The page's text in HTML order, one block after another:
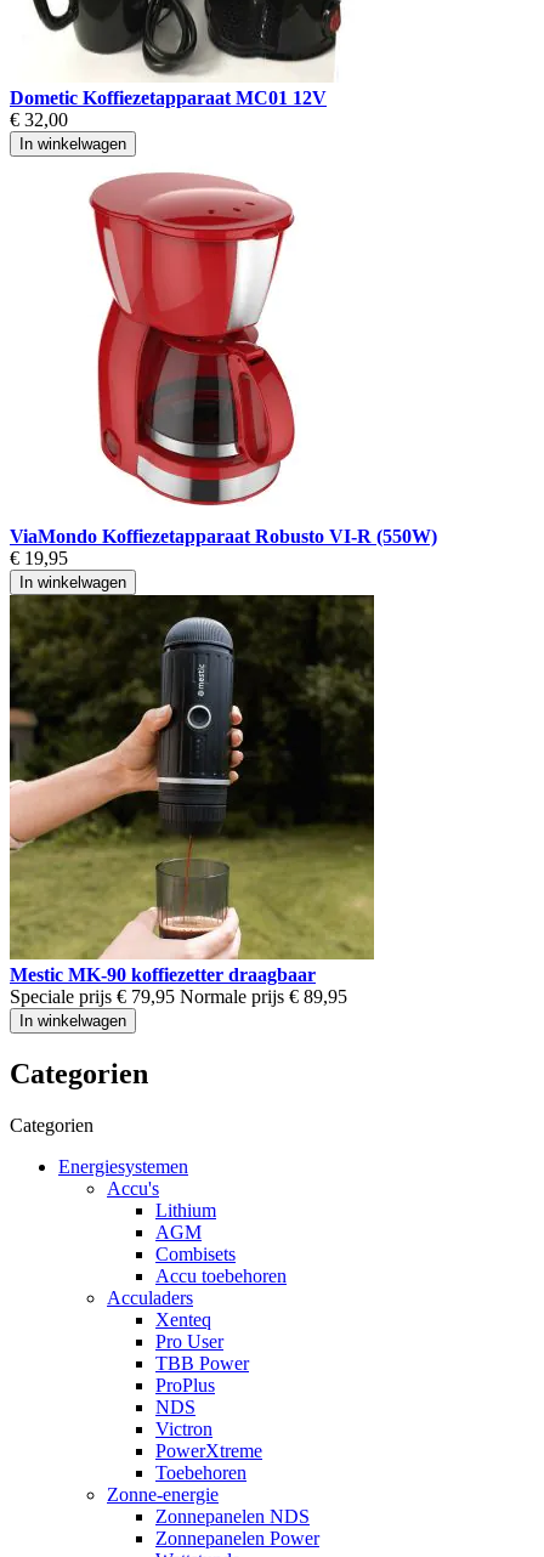
Dometic Koffiezetapparaat MC01 12V
€ 32,00
In winkelwagen
ViaMondo Koffiezetapparaat Robusto VI-R (550W)
€ 19,95
In winkelwagen
Mestic MK-90 koffiezetter draagbaar
Speciale prijs € 79,95 Normale prijs € 89,95
In winkelwagen
Categorien
Categorien
Energiesystemen
Accu's
Lithium
AGM
Combisets
Accu toebehoren
Acculaders
Xenteq
Pro User
TBB Power
ProPlus
NDS
Victron
PowerXtreme
Toebehoren
Zonne-energie
Zonnepanelen NDS
Zonnepanelen Power